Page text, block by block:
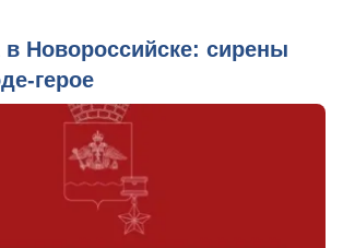
Новороссийске: сирены
герое